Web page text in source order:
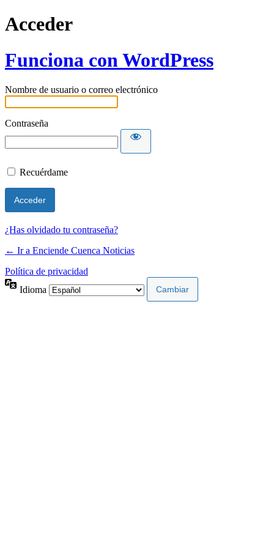
Acceder
Funciona con WordPress
Nombre de usuario o correo electrónico
Contraseña
Recuérdame
¿Has olvidado tu contraseña?
← Ir a Enciende Cuenca Noticias
Política de privacidad
Idioma